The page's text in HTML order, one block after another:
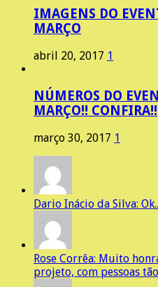
IMAGENS DO
MARÇO
abril 20, 2017 1
NÚMEROS DO
MARÇO!! CONFIRA!!
março 30, 2017 1
Dario Inácio da Silva:
Rose Corrêa: Muito
projeto, com pessoas